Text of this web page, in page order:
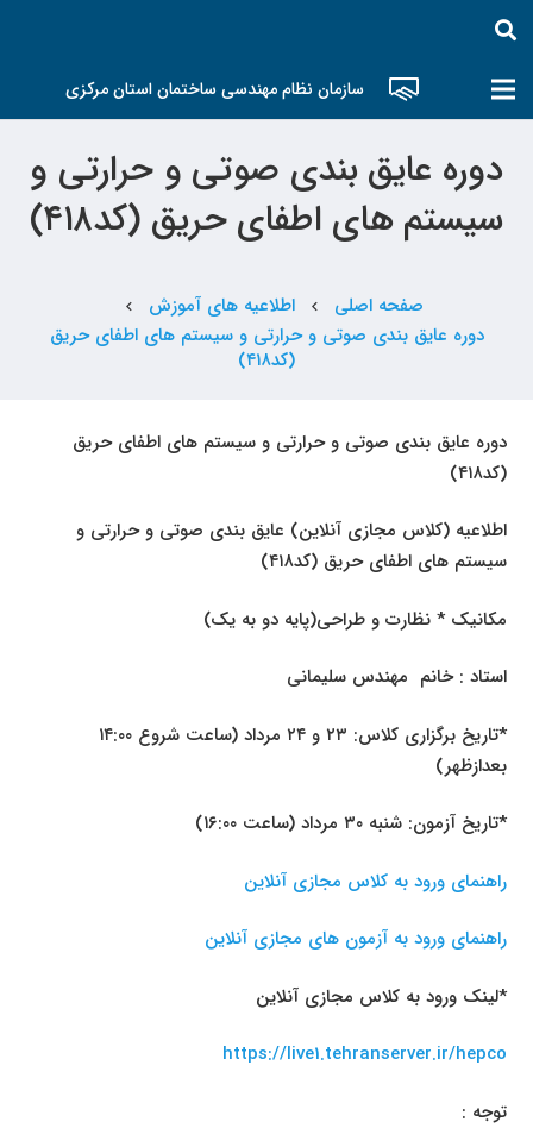
سازمان نظام مهندسی ساختمان استان مرکزی
دوره عایق بندی صوتی و حرارتی و
سیستم های اطفای حریق (کد۴۱۸)
صفحه اصلی chevron_left اطلاعیه های آموزش chevron_left
دوره عایق بندی صوتی و حرارتی و سیستم های اطفای حریق
(کد۴۱۸)
دوره عایق بندی صوتی و حرارتی و سیستم های اطفای حریق
(کد۴۱۸)
اطلاعیه (کلاس مجازی آنلاین) عایق بندی صوتی و حرارتی و
سیستم های اطفای حریق (کد۴۱۸)
مکانیک * نظارت و طراحی(پایه دو به یک)
استاد : خانم مهندس سلیمانی
*تاریخ برگزاری کلاس: ۲۳ و ۲۴ مرداد (ساعت شروع ۱۴:۰۰
بعدازظهر)
*تاریخ آزمون: شنبه ۳۰ مرداد (ساعت ۱۶:۰۰)
راهنمای ورود به کلاس مجازی آنلاین
راهنمای ورود به آزمون های مجازی آنلاین
*لینک ورود به کلاس مجازی آنلاین
https://live1.tehranserver.ir/hepco
توجه :